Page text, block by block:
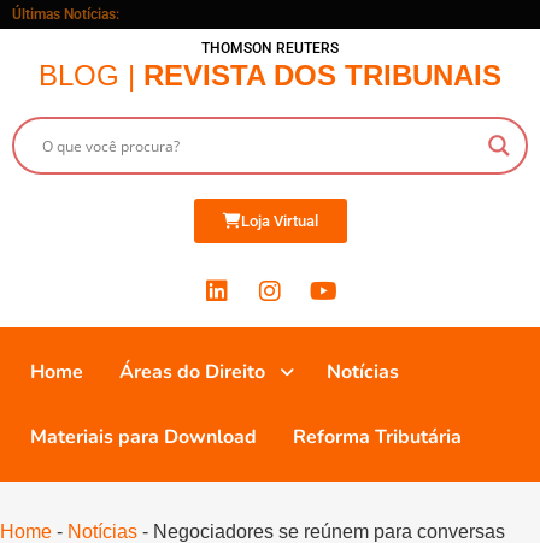
Últimas Notícias:
THOMSON REUTERS
BLOG | REVISTA DOS TRIBUNAIS
Loja Virtual
Home Áreas do Direito Notícias
Materiais para Download Reforma Tributária
Home - Notícias - Negociadores se reúnem para conversas